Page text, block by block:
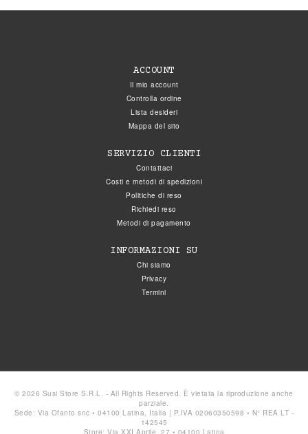
ACCOUNT
Il mio account
Controlla ordine
Lista desideri
Mappa del sito
SERVIZIO CLIENTI
Contattaci
Costi e metodi di spedizioni
Politiche di reso
Richiedi reso
Metodi di pagamento
INFORMAZIONI SU
Chi siamo
Privacy
Termini
© 2026 Susi Store S.R.L. - All Rights Reserved. È vietata la riproduzione anche
parziale.
Sede: Via Ofanto snc • 04100 Latina, Italia | P.IVA 02060350598 • N° REA LT -
142545